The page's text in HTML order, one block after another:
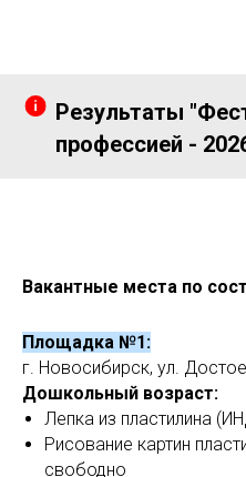
Результаты
профессией -
Вакантные места по
Площадка №1:
г. Новосибирск, ул.
Дошкольный возраст:
Лепка из пластилина
Рисование картин
свободно